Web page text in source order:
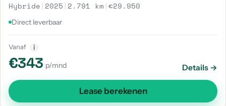
Hybride | 2025 | 2.791 km |€29.950
Direct leverbaar
Vanaf i
€343 p/mnd Details →
Lease berekenen